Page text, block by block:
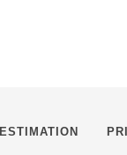
ESTIMATION